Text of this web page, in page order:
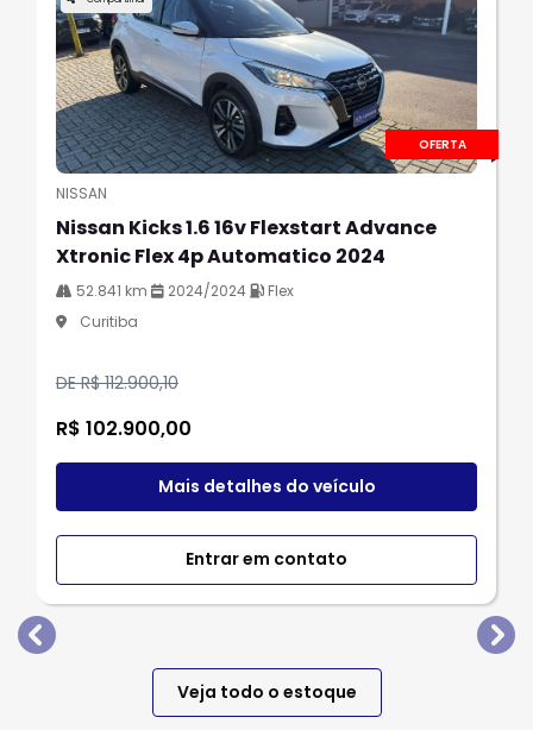
OFERTA
NISSAN
Nissan Kicks 1.6 16v Flexstart Advance
Xtronic Flex 4p Automatico 2024
52.841 km 2024/2024
Flex
Curitiba
DE R$ 112.900,10
R$ 102.900,00
Mais detalhes do veículo
Entrar em contato
templates.template-
Veja todo o estoque